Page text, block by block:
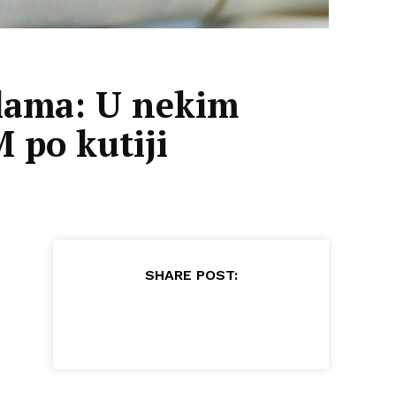
U nekim
po kutiji
SHARE POST: